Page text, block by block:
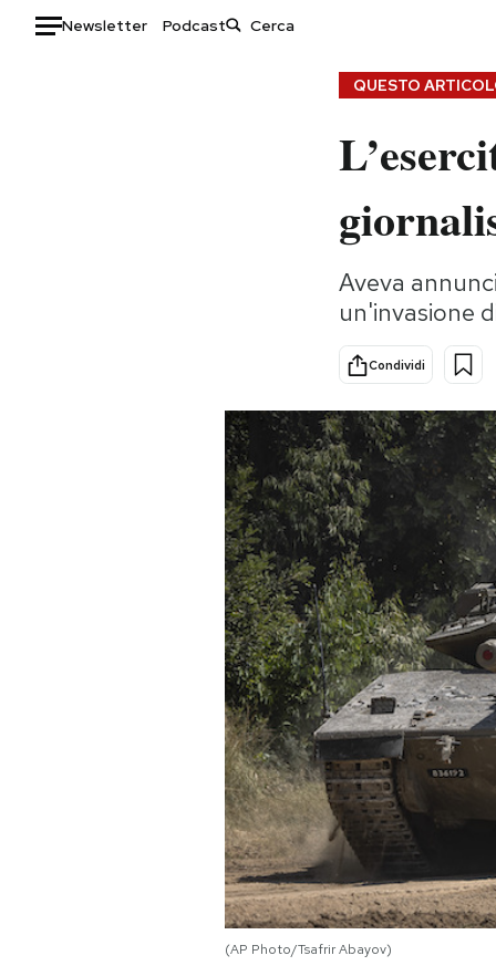
Newsletter Podcast
Consumismi
Storie/Idee
Ok Boomer!
Altrecose
Mondiali calcio 2026
AREA PERSONALE
QUESTO
Aveva
un'invasione
Condividi
(AP Photo/Tsafrir Abayov)